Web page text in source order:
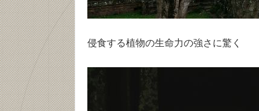
侵食する植物の生命力の強さに驚く